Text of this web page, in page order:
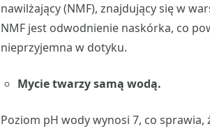
nawilżający (NMF), znajdujący się w
NMF jest odwodnienie naskórka, co
nieprzyjemna w dotyku.
Mycie twarzy samą wodą.
Poziom pH wody wynosi 7, co sprawia,